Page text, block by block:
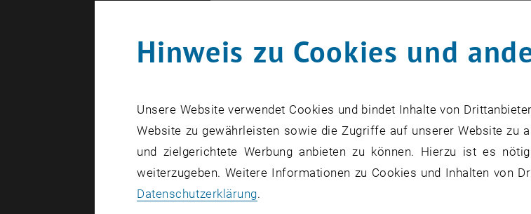
Kohlenstoff-/
PhD #1: Thermo-chemical CO2 conversion
Hinweis zu Cookies und
Unsere Website verwendet Cookies und bindet Inhalte von
Website zu gewährleisten sowie die Zugriffe auf unserer Website zu
und zielgerichtete Werbung anbieten zu können. Hierzu ist es
weiterzugeben. Weitere Informationen zu Cookies und Inhalten von
Datenschutzerklärung.